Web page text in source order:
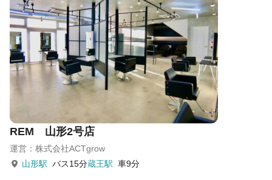
REM 山形2号店
運営：株式会社ACTgrow
山形駅 バス15分蔵王駅 車9分